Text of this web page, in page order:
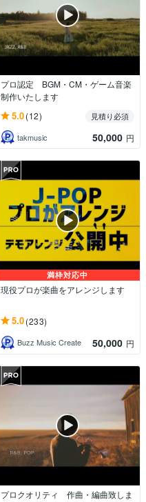
プロ認定 BGM・CM・ゲーム音楽
制作いたします
5.0(12)
見積り必須
takmusic
50,000 円
満枠対応中
現役プロが楽曲をアレンジします
5.0(233)
Buzz Music Create 50,000 円
プロクオリティ 作曲・編曲致しま